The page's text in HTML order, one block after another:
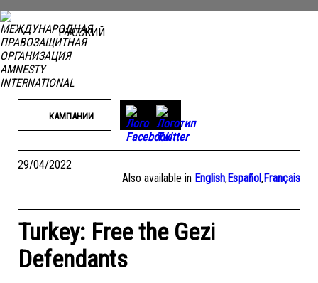
РУССКИЙ
КАМПАНИИ
29/04/2022
Also available in English,Español,Français
Turkey: Free the Gezi
Defendants